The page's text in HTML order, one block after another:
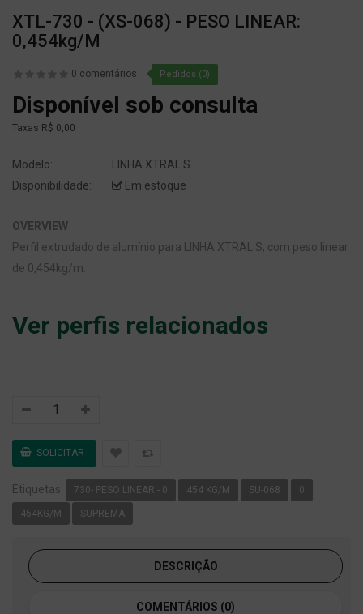
XTL-730 - (XS-068) - PESO LINEAR:
0,454kg/m
0 comentários Pedidos (0)
Disponível sob consulta
Taxas R$ 0,00
Modelo:
LINHA XTRAL S
Disponibilidade:
Em estoque
OVERVIEW
Perfil extrudado de alumínio para LINHA XTRAL S, com peso linear
de 0,454kg/m.
Ver perfis relacionados
Etiquetas: 730- PESO LINEAR - 0 454 KG/M SU-068 0
454KG/M SUPREMA
DESCRIÇÃO
COMENTÁRIOS (0)